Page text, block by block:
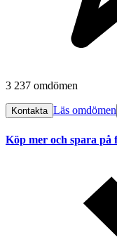
3 237 omdömen
Kontakta Läs omdömen
Köp mer och spara på